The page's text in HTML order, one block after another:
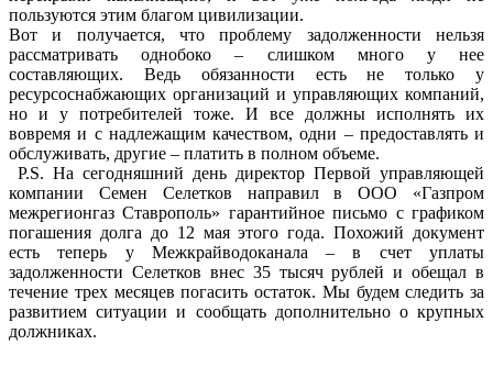
пользуются этим благом цивилизации.
Вот и получается, что проблему задолженности нельзя
рассматривать однобоко – слишком много у нее
составляющих. Ведь обязанности есть не только у
ресурсоснабжающих организаций и управляющих компаний,
но и у потребителей тоже. И все должны исполнять их
вовремя и с надлежащим качеством, одни – предоставлять и
обслуживать, другие – платить в полном объеме.
P.S. На сегодняшний день директор Первой управляющей
компании Семен Селетков направил в ООО «Газпром
межрегионгаз Ставрополь» гарантийное письмо с графиком
погашения долга до 12 мая этого года. Похожий документ
есть теперь у Межкрайводоканала – в счет уплаты
задолженности Селетков внес 35 тысяч рублей и обещал в
течение трех месяцев погасить остаток. Мы будем следить за
развитием ситуации и сообщать дополнительно о крупных
должниках.